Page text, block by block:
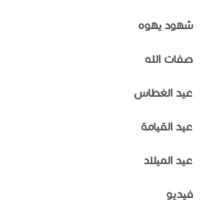
شهود يهوه
صفات الله
عيد الغطاس
عيد القيامة
عيد الميلاد
فيديو